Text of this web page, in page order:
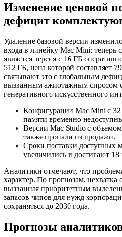
Изменение ценовой
дефицит
Удаление базовой версии
входа в линейку Mac Mini: теперь
является версия с 16 ГБ
512 ГБ, цена которой составляет
связывают это с глобальным
вызванным ажиотажным спросом
генеративного искусственного
Конфигурации Mac Mini с
памяти временно недоступны
Версии Mac Studio с
также пропали из продажи.
Сроки поставки доступных
увеличились и достигают 18
Аналитики отмечают, что
характер. По прогнозам, нехватка
вызванная приоритетным
запасов чипов для нужд
сохраняться до 2030 года.
Прогнозы